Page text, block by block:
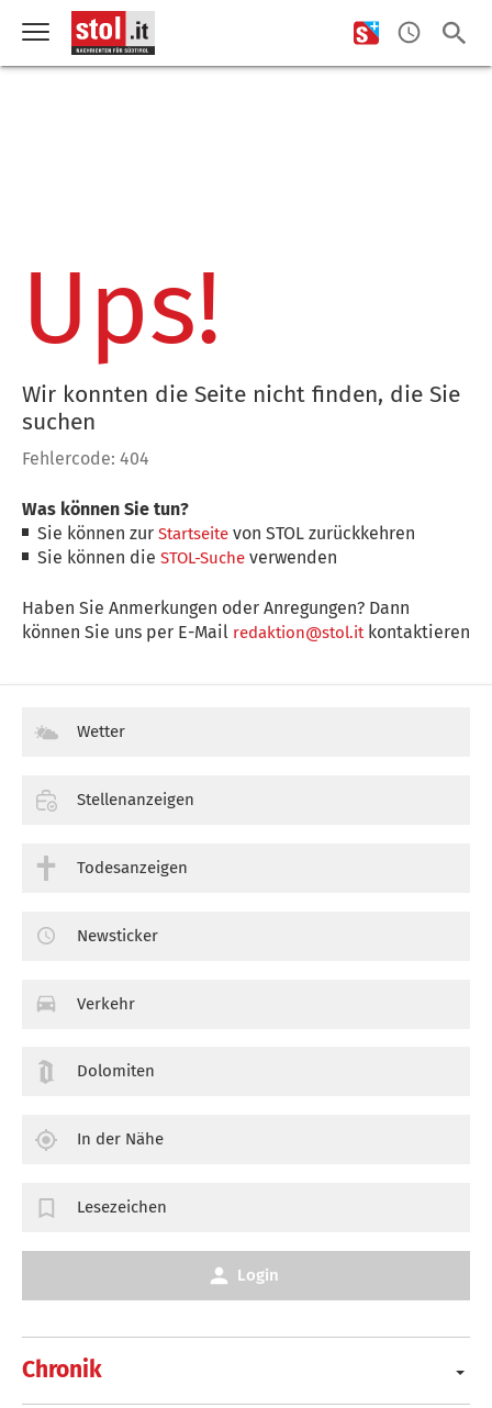
Ups!
Wir konnten die Seite nicht finden, die Sie
suchen
Fehlercode: 404
Was können Sie tun?
Sie können zurStartseite von STOL zurückkehren
Sie können dieSTOL-Suche verwenden
Haben Sie Anmerkungen oder Anregungen? Dann
können Sie uns per E-Mail redaktion@stol.itkontaktieren
Chronik
Wetter
Stellenanzeigen
Todesanzeigen
Newsticker
Verkehr
Dolomiten
In der Nähe
Lesezeichen
Login